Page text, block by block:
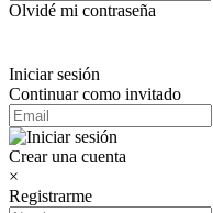
Olvidé mi contraseña
Iniciar sesión
Continuar como invitado
Crear una cuenta
×
Registrarme